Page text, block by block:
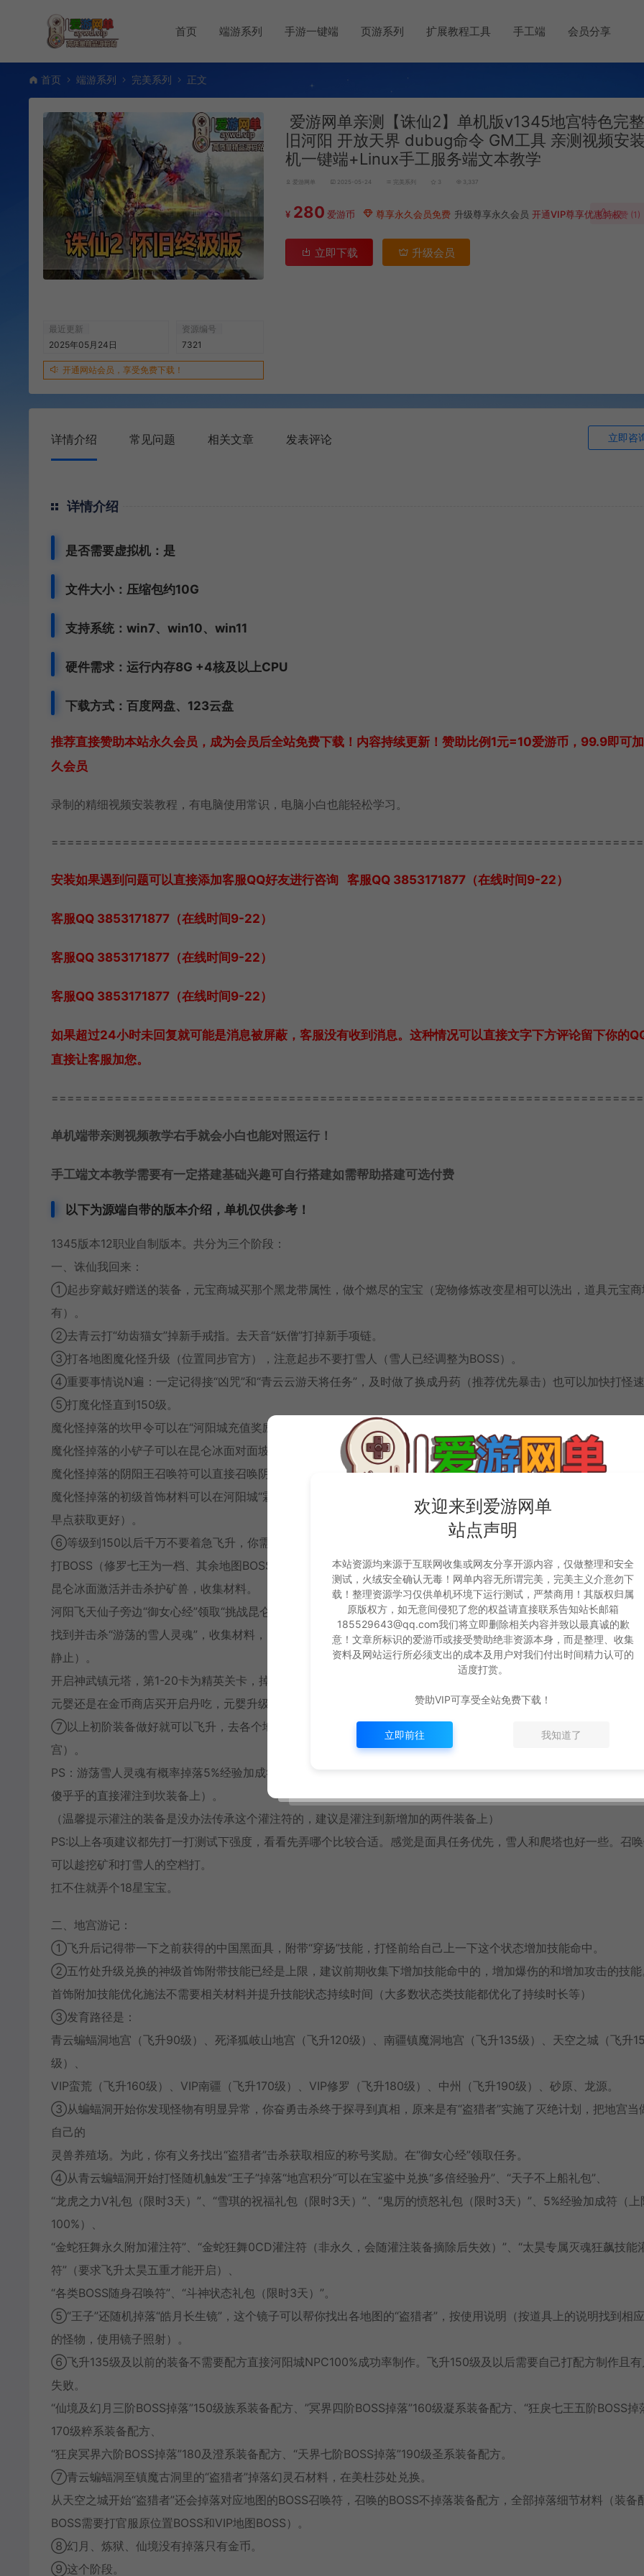
首页 端游系列 手游一键端 页游系列 扩展教程工具 手工端 会员分享
首页 端游系列 完美系列 正文
最近更新
2025年05月24日
资源编号
7321
开通网站会员，享受免费下载！
爱游网单亲测【诛仙2】单机版v1345地宫特色完
旧河阳 开放天界 dubug命令 GM工具 亲测视频安
机一键端+Linux手工服务端文本教学
爱游网单 2025-05-24 完美系列 3 3,337
¥ 280 爱游币 尊享永久会员免费 升级尊享永久会员 开通VIP尊享优惠特权点赞 (1 )
立即下载 升级会员
详情介绍 常见问题 相关文章 发表评论 立即咨
详情介绍
是否需要虚拟机：是
文件大小：压缩包约10G
支持系统：win7、win10、win11
硬件需求：运行内存8G +4核及以上CPU
下载方式： 百度网盘、 123云盘
推荐直接赞助本站永久会员，成为会员后全站免费下载！内容持续更新！赞助比例1元=10爱游币，99.9即可
久会员
录制的精细视频安装教程，有电脑使用常识，电脑小白也能轻松学习。
安装如果遇到问题可以直接添加客服QQ好友进行咨询 客服QQ 3853171877（在线时间9-22）
客服QQ 3853171877（在线时间9-22）
客服QQ 3853171877（在线时间9-22）
客服QQ 3853171877（在线时间9-22）
如果超过24小时未回复就可能是消息被屏蔽，客服没有收到消息。这种情况可以直接文字下方评论留下你的
直接让客服加您。
单机端带亲测视频教学右手就会小白也能对照运行！
手工端文本教学需要有一定搭建基础兴趣可自行搭建如需帮助搭建可选付费
以下为源端自带的版本介绍，单机仅供参考！
1345版本12职业自制版本。共分为三个阶段：
一、诛仙我回来：
①起步穿戴好赠送的装备，元宝商城买那个黑龙带属性，做个燃尽的宝宝（宠物修炼改变星相可以洗出，道具元宝商
有）。
②去青云打“幼齿猫女”掉新手戒指。去天音“妖僧”打掉新手项链。
③打各地图魔化怪升级（位置同步官方），注意起步不要打雪人（雪人已经调整为BOSS）。
④重要事情说N遍：一定记得接“凶咒”和“青云云游天将任务”，及时做了换成丹药（推荐优先暴击）也可以加快打怪速
⑤打魔化怪直到150级。
魔化怪掉落的坎甲令可以在“河阳城充值奖励使者”兑换未飞升150级坎套装，方便打BOSS。
魔化怪掉落的小铲子可以在昆仑冰面对面坡上开启“初级天矿”。概率激活“护矿兽”，掉落必需品。
魔化怪掉落的阴阳王召唤符可以直接召唤阴阳王（大家尽量不要在河阳城等安全区召唤，谢谢）。
魔化怪掉落的初级首饰材料可以在河阳城“霖琪”处兑换为初级首饰。然后再在五竹处升级兑换（首饰技能状态时间加长
早点获取更好）。
⑥等级到150以后千万不要着急飞升，你需要完成初级套装收集，分别如下：
打BOSS（修罗七王为一档、其余地图BOSS为一档），收集材料。
昆仑冰面激活并击杀护矿兽，收集材料。
河阳飞天仙子旁边“御女心经”领取“挑战昆仑星宿”任务，奖励初级面具（黑面具记得飞升后穿戴一下获取穿扬技能）。
找到并击杀“游荡的雪人灵魂”，收集材料，（各地图雪人全部为150级，位置同步官方，由于未知异变，雪人一般会长
静止）。
开启神武镇元塔，第1-20卡为精英关卡，掉落初级套装材料，也是钻石的主要来源。
元婴还是在金币商店买开启丹吃，元婴升级经验优化了。
⑦以上初阶装备做好就可以飞升，去各个地宫探险了（未飞升是打不到地宫怪的，所以不要想着用满级不飞的号带刷
宫）。
PS：游荡雪人灵魂有概率掉落5%经验加成符，灌注装备使用（基本上所有孔位都可以灌注），最多加成100%（千万
傻乎乎的直接灌注到坎装备上）。
（温馨提示灌注的装备是没办法传承这个灌注符的，建议是灌注到新增加的两件装备上）
PS:以上各项建议都先打一打测试下强度，看看先弄哪个比较合适。感觉是面具任务优先，雪人和爬塔也好一些。召
可以趁挖矿和打雪人的空档打。
扛不住就弄个18星宝宝。
二、地宫游记：
①飞升后记得带一下之前获得的中国黑面具，附带“穿扬”技能，打怪前给自己上一下这个状态增加技能命中。
②五竹处升级兑换的神级首饰附带技能已经是上限，建议前期收集下增加技能命中的，增加爆伤的和增加攻击的技能
首饰附加技能优化施法不需要相关材料并提升技能状态持续时间（大多数状态类技能都优化了持续时长等）
③发育路径是：
青云蝙蝠洞地宫（飞升90级）、死泽狐岐山地宫（飞升120级）、南疆镇魔洞地宫（飞升135级）、天空之城（飞升
级）、
VIP蛮荒（飞升160级）、VIP南疆（飞升170级）、VIP修罗（飞升180级）、中州（飞升190级）、砂原、龙源。
③从蝙蝠洞开始你发现怪物有明显异常，你奋勇击杀终于探寻到真相，原来是有“盗猎者”实施了灭绝计划，把地宫当
自己的
灵兽养殖场。为此，你有义务找出“盗猎者”击杀获取相应的称号奖励。在“御女心经”领取任务。
④从青云蝙蝠洞开始打怪随机触发“王子”掉落“地宫积分”可以在宝鉴中兑换“多倍经验丹”、“天子不上船礼包”、
“龙虎之力V礼包（限时3天）”、“雪琪的祝福礼包（限时3天）”、“鬼厉的愤怒礼包（限时3天）”、5%经验加成符（上
100%）、
“金蛇狂舞永久附加灌注符”、“金蛇狂舞0CD灌注符（非永久，会随灌注装备摘除后失效）”、“太昊专属灭魂狂飙技能
符”（要求飞升太昊五重才能开启）、
“各类BOSS随身召唤符”、“斗神状态礼包（限时3天）”。
⑤“王子”还随机掉落“皓月长生镜”，这个镜子可以帮你找出各地图的“盗猎者”，按使用说明（按道具上的说明找到相
的怪物，使用镜子照射）。
⑥飞升135级及以前的装备不需要配方直接河阳城NPC100%成功率制作。飞升150级及以后需要自己打配方制作且有
失败。
“仙境及幻月三阶BOSS掉落”150级族系装备配方、”冥界四阶BOSS掉落”160级凝系装备配方、“狂戾七王五阶BOSS掉
170级粹系装备配方、
“狂戾冥界六阶BOSS掉落”180及澄系装备配方、“天界七阶BOSS掉落”190级圣系装备配方。
⑦青云蝙蝠洞至镇魔古洞里的“盗猎者”掉落幻灵石材料，在美杜莎处兑换。
从天空之城开始“盗猎者”还会掉落对应地图的BOSS召唤符，召唤的BOSS不掉落装备配方，全部掉落细节材料（装备
BOSS需要打官服原位置BOSS和VIP地图BOSS）。
⑧幻月、炼狱、仙境没有掉落只有金币。
⑨这个阶段。
欢迎来到爱游网单
站点声明
本站资源均来源于互联网收集或网友分享开源内容，仅做整理和安全
测试，火绒安全确认无毒！网单内容无所谓完美，完美主义介意勿下
载！整理资源学习仅供单机环境下运行测试，严禁商用！其版权归属
原版权方，如无意间侵犯了您的权益请直接联系告知站长邮箱
185529643@qq.com我们将立即删除相关内容并致以最真诚的歉
意！文章所标识的爱游币或接受赞助绝非资源本身，而是整理、收集
资料及网站运行所必须支出的成本及用户对我们付出时间精力认可的
适度打赏。
赞助VIP可享受全站免费下载！
立即前往 我知道了